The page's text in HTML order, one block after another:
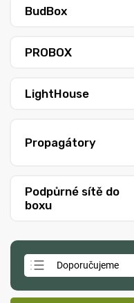
BudBox
PROBOX
LightHouse
Propagátory
Podpůrné sítě do
boxu
Doporučujeme